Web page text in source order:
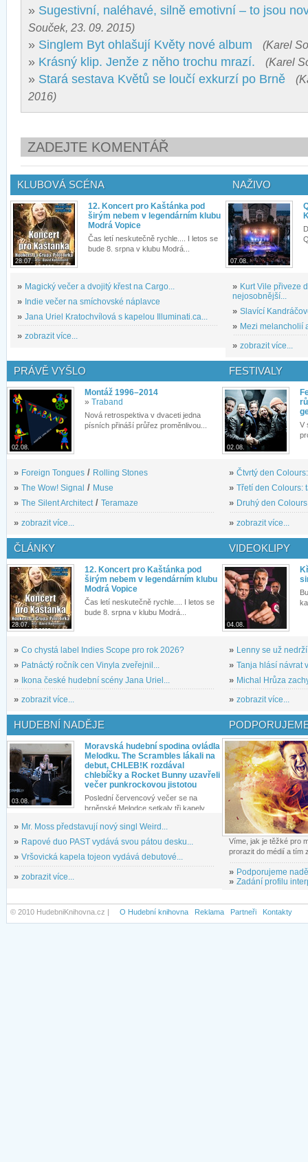
» Sugestivní, naléhavé, silně emotivní – to jsou
Souček, 23. 09. 2015)
» Singlem Byt ohlašují Květy nové album (Karel
» Krásný klip. Jenže z něho trochu mrazí. (Karel
» Stará sestava Květů se loučí exkurzí po Brně
2016)
ZADEJTE KOMENTÁŘ
KLUBOVÁ SCÉNA
28.07.
12. Koncert pro Kaštánka pod
širým nebem v legendárním klubu
Modrá Vopice
Čas letí neskutečně rychle.... I letos se
bude 8. srpna v klubu Modrá...
» Magický večer a dvojitý křest na Cargo...
» Indie večer na smíchovské náplavce
» Jana Uriel Kratochvílová s kapelou Illuminati.ca...
» zobrazit více...
NAŽIVO
07.08.
» Kurt Vile přiveze
nejosobnější...
» Slavící
» Mezi melancholií
» zobrazit více...
PRÁVĚ VYŠLO
02.08.
Montáž 1996–2014
» Traband
Nová retrospektiva v dvaceti jedna
písních přináší průřez proměnlivou...
» Foreign Tongues / Rolling Stones
» The Wow! Signal / Muse
» The Silent Architect/ Teramaze
» zobrazit více...
FESTIVALY
02.08.
V
» Čtvrtý den
» Třetí den Colours:
» Druhý den
» zobrazit více...
ČLÁNKY
28.07.
12. Koncert pro Kaštánka pod
širým nebem v legendárním klubu
Modrá Vopice
Čas letí neskutečně rychle.... I letos se
bude 8. srpna v klubu Modrá...
» Co chystá label Indies Scope pro rok 2026?
» Patnáctý ročník cen Vinyla zveřejnil...
» Ikona české hudební scény Jana Uriel...
» zobrazit více...
VIDEOKLIPY
04.08.
» Lenny se už
» Tanja hlásí návrat
» Michal Hrůza
» zobrazit více...
HUDEBNÍ NADĚJE
03.08.
Moravská hudební spodina ovládla
Melodku. The Scrambles lákali na
debut, CHLEB!K rozdával
chlebíčky a Rocket Bunny uzavřeli
večer punkrockovou jistotou
Poslední červencový večer se na
brněnské Melodce setkaly tři kapely...
» Mr. Moss představují nový singl Weird...
» Rapové duo PAST vydává svou pátou desku...
» Vršovická kapela tojeon vydává debutové...
» zobrazit více...
Víme, jak je těžké pro
prorazit do médií a tím
» Podporujeme
» Zadání profilu
© 2010 HudebniKnihovna.cz | O Hudební knihovna Reklama Partneři Kontakty